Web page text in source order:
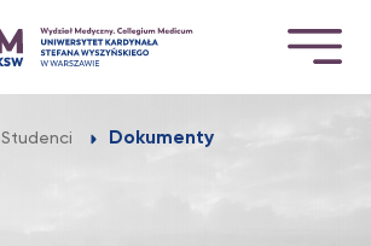
Studenci Dokumenty